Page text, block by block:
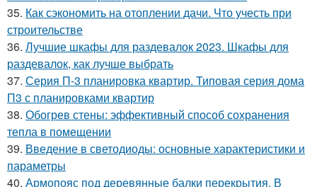
35. Как сэкономить на отоплении дачи. Что учесть при
строительстве
36. Лучшие шкафы для раздевалок 2023. Шкафы для
раздевалок, как лучше выбрать
37. Серия П-3 планировка квартир. Типовая серия дома
П3 с планировками квартир
38. Обогрев стены: эффективный способ сохранения
тепла в помещении
39. Введение в светодиоды: основные характеристики и
параметры
40. Армопояс под деревянные балки перекрытия. В